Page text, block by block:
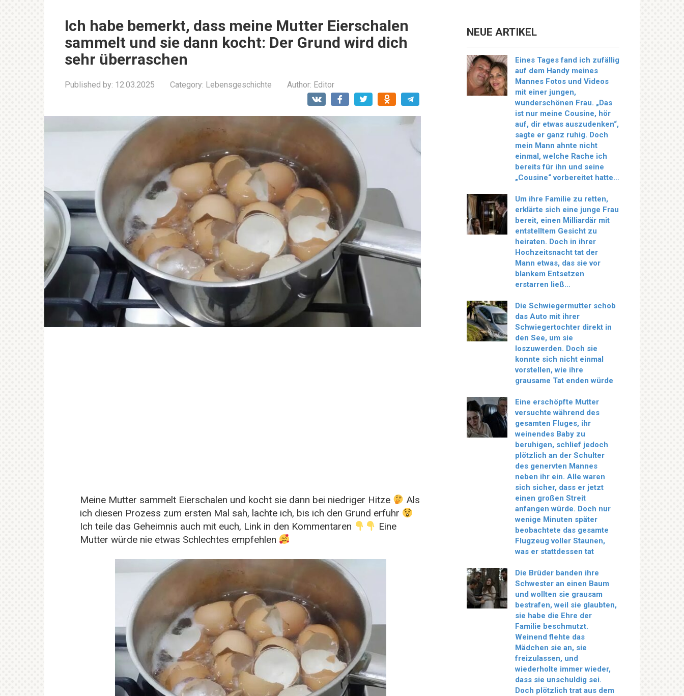
Ich habe bemerkt, dass meine Mutter Eierschalen
sammelt und sie dann kocht: Der Grund wird dich
sehr überraschen
Published by: 12.03.2025 Category: Lebensgeschichte Author: Editor
Meine Mutter sammelt Eierschalen und kocht sie dann bei niedriger Hitze
Als
ich diesen Prozess zum ersten Mal sah, lachte ich, bis ich den Grund erfuhr
Ich teile das Geheimnis auch mit euch, Link in den Kommentaren
Eine
Mutter würde nie etwas Schlechtes empfehlen
NEUE ARTIKEL
Eines Tages fand ich zufällig
auf dem Handy meines
Mannes Fotos und Videos
mit einer jungen,
wunderschönen Frau. „Das
ist nur meine Cousine, hör
auf, dir etwas auszudenken“,
sagte er ganz ruhig. Doch
mein Mann ahnte nicht
einmal, welche Rache ich
bereits für ihn und seine
„Cousine“ vorbereitet hatte…
Um ihre Familie zu retten,
erklärte sich eine junge Frau
bereit, einen Milliardär mit
entstelltem Gesicht zu
heiraten. Doch in ihrer
Hochzeitsnacht tat der
Mann etwas, das sie vor
blankem Entsetzen
erstarren ließ…
Die Schwiegermutter schob
das Auto mit ihrer
Schwiegertochter direkt in
den See, um sie
loszuwerden. Doch sie
konnte sich nicht einmal
vorstellen, wie ihre
grausame Tat enden würde
Eine erschöpfte Mutter
versuchte während des
gesamten Fluges, ihr
weinendes Baby zu
beruhigen, schlief jedoch
plötzlich an der Schulter
des genervten Mannes
neben ihr ein. Alle waren
sich sicher, dass er jetzt
einen großen Streit
anfangen würde. Doch nur
wenige Minuten später
beobachtete das gesamte
Flugzeug voller Staunen,
was er stattdessen tat
Die Brüder banden ihre
Schwester an einen Baum
und wollten sie grausam
bestrafen, weil sie glaubten,
sie habe die Ehre der
Familie beschmutzt.
Weinend flehte das
Mädchen sie an, sie
freizulassen, und
wiederholte immer wieder,
dass sie unschuldig sei.
Doch plötzlich trat aus dem